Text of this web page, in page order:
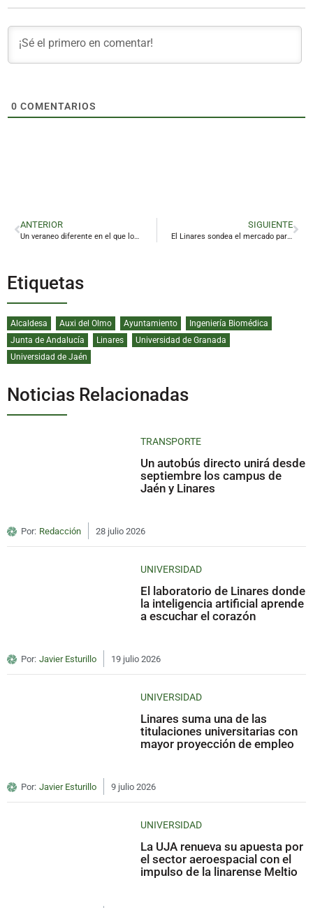
0 COMENTARIOS
ANTERIOR
Un veraneo diferente en el que los jóvenes disfrutan con la tecnología
SIGUIENTE
El Linares sondea el mercado para reforzar la línea de ataque
Etiquetas
Alcaldesa Auxi del Olmo Ayuntamiento
Ingeniería Biomédica
Junta de Andalucía
Linares
Universidad de Granada
Universidad de Jaén
Noticias Relacionadas
TRANSPORTE
Un autobús directo unirá desde
septiembre los campus de
Jaén y Linares
Por: Redacción 28 julio 2026
UNIVERSIDAD
El laboratorio de Linares donde
la inteligencia artificial aprende
a escuchar el corazón
Por: Javier Esturillo 19 julio 2026
UNIVERSIDAD
Linares suma una de las
titulaciones universitarias con
mayor proyección de empleo
Por: Javier Esturillo 9 julio 2026
UNIVERSIDAD
La UJA renueva su apuesta por
el sector aeroespacial con el
impulso de la linarense Meltio